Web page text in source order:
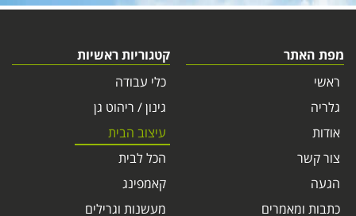
מפת האתר
ראשי
גלריה
אודות
צור קשר
הגעה
כתבות ומאמרים
קטגוריות ראשיות
כלי עבודה
גינון / ריהוט גן
עיצוב הבית
הכל לבית
קאמפינג
מעשנות וגרילים